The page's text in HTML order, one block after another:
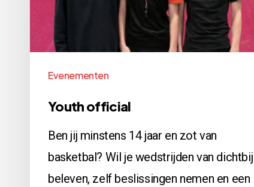
Evenementen
Youth official
Ben jij minstens 14 jaar en zot van
basketbal? Wil je wedstrijden van dichtbij
beleven, zelf beslissingen nemen en een